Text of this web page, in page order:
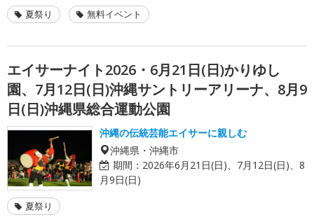
夏祭り 無料イベント
エイサーナイト2026・6月21日(日)かりゆし
園、7月12日(日)沖縄サントリーアリーナ、8月9
日(日)沖縄県総合運動公園
沖縄の伝統芸能エイサーに親しむ
沖縄県・沖縄市
期間： 2026年6月21日(日)、7月12日(日)、8
月9日(日)
夏祭り